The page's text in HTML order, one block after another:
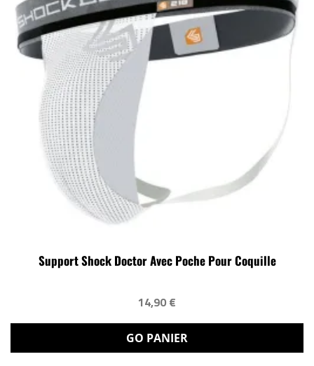
Support Shock Doctor Avec Poche Pour Coquille
14,90 €
GO PANIER